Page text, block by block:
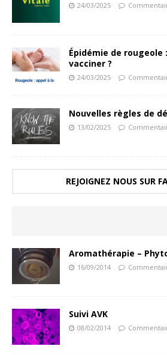
24/03/2025
Épidémie de
vacciner ?
24/03/2025
Nouvelles règles de
13/02/2025
REJOIGNEZ NOUS SUR
Aromathérapie –
16/09/2014
Suivi AVK
08/02/2014